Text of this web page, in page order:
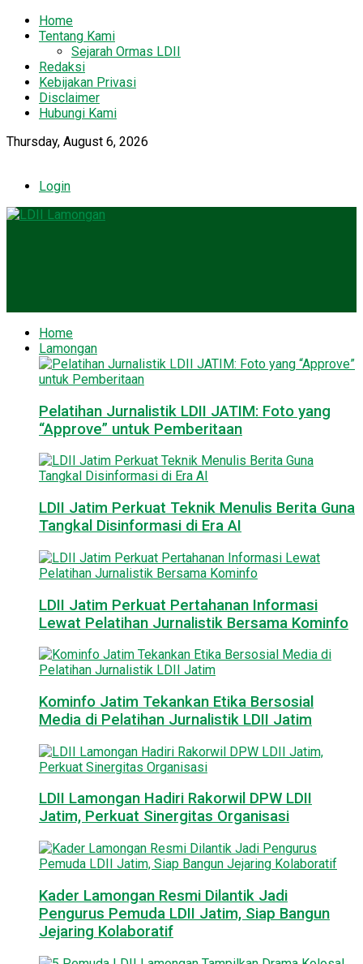
Home
Tentang Kami
Sejarah Ormas LDII
Redaksi
Kebijakan Privasi
Disclaimer
Hubungi Kami
Thursday, August 6, 2026
Login
Home
Lamongan
Pelatihan Jurnalistik LDII JATIM: Foto yang
“Approve” untuk Pemberitaan
LDII Jatim Perkuat Teknik Menulis Berita Guna
Tangkal Disinformasi di Era AI
LDII Jatim Perkuat Pertahanan Informasi
Lewat Pelatihan Jurnalistik Bersama Kominfo
Kominfo Jatim Tekankan Etika Bersosial
Media di Pelatihan Jurnalistik LDII Jatim
LDII Lamongan Hadiri Rakorwil DPW LDII
Jatim, Perkuat Sinergitas Organisasi
Kader Lamongan Resmi Dilantik Jadi
Pengurus Pemuda LDII Jatim, Siap Bangun
Jejaring Kolaboratif